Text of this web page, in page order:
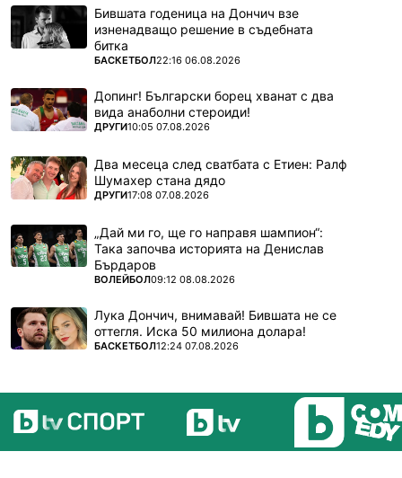
Бившата годеница на Дончич взе
изненадващо решение в съдебната
битка
ПОВЕЧЕ ОТ
БАСКЕТБОЛ22:16 06.08.2026
Допинг! Български борец хванат с два
вида анаболни стероиди!
ПОВЕЧЕ ОТ
ДРУГИ10:05 07.08.2026
Два месеца след сватбата с Етиен: Ралф
Шумахер стана дядо
ПОВЕЧЕ ОТ
ДРУГИ17:08 07.08.2026
„Дай ми го, ще го направя шампион“:
Така започва историята на Денислав
Бърдаров
ПОВЕЧЕ ОТ
ВОЛЕЙБОЛ09:12 08.08.2026
Лука Дончич, внимавай! Бившата не се
оттегля. Иска 50 милиона долара!
ПОВЕЧЕ ОТ
БАСКЕТБОЛ12:24 07.08.2026